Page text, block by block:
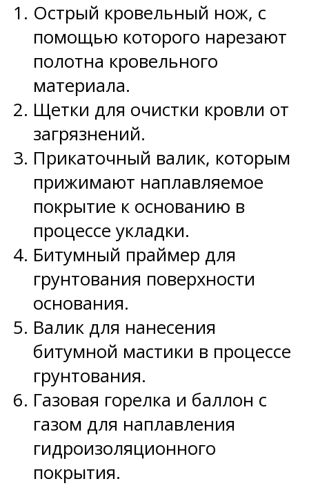
Острый кровельный нож, с
помощью которого нарезают
полотна кровельного
материала.
Щетки для очистки кровли от
загрязнений.
Прикаточный валик, которым
прижимают наплавляемое
покрытие к основанию в
процессе укладки.
Битумный праймер для
грунтования поверхности
основания.
Валик для нанесения
битумной мастики в процессе
грунтования.
Газовая горелка и баллон с
газом для наплавления
гидроизоляционного
покрытия.